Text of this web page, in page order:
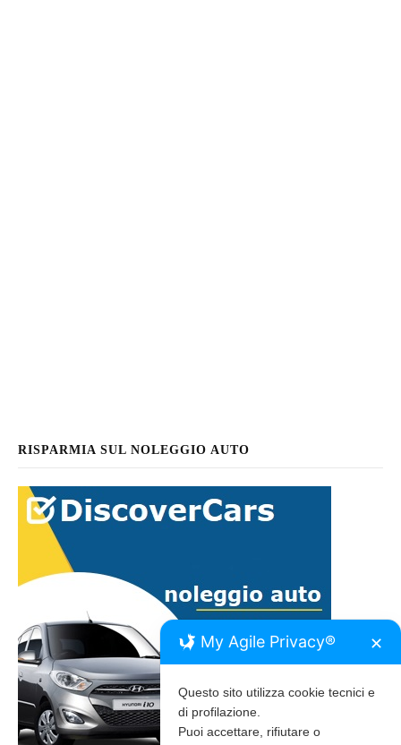
RISPARMIA SUL NOLEGGIO AUTO
My Agile Privacy® ✕
Questo sito utilizza cookie tecnici e
di profilazione.
Puoi accettare, rifiutare o